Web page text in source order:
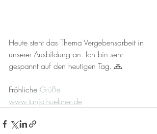
Heute steht das Thema Vergebensarbeit in
unserer Ausbildung an. Ich bin sehr
gespannt auf den heutigen Tag. 🙏
Fröhliche Grüße
www.tanja-huebner.de